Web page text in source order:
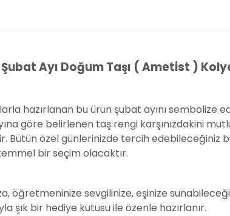
Ayı Doğum Taşı ( Ametist )
hazırlanan bu ürün şubat ayını sembolize
göre belirlenen taş rengi karşınızdakini
Bütün özel günlerinizde tercih edebileceğiniz
bir seçim olacaktır.
öğretmeninize sevgilinize, eşinize
şık bir hediye kutusu ile özenle hazırlanır.